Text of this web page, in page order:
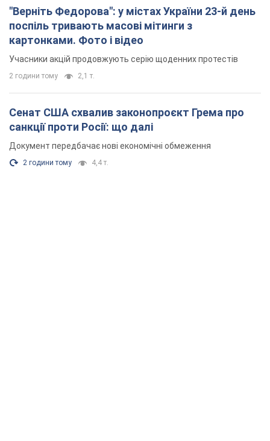
санкції проти Росії: що далі
Документ передбачає нові економічні обмеження
2 години тому 4,4 т.